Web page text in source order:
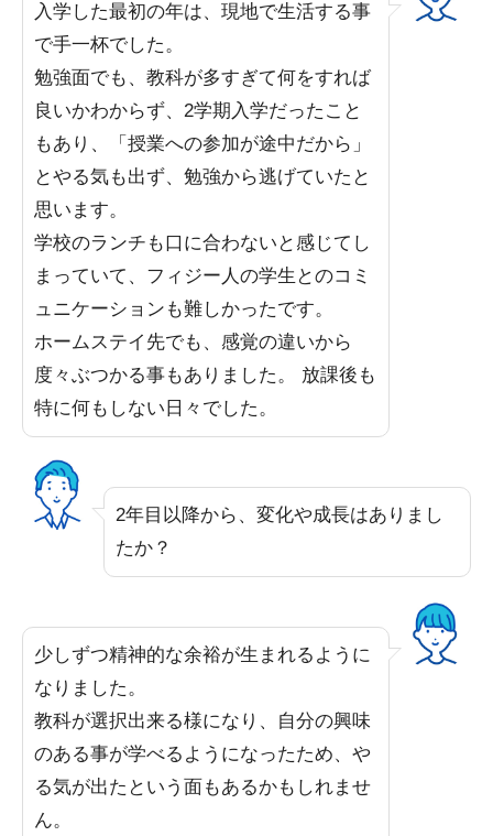
入学した最初の年は、現地で生活する事
で手一杯でした。
勉強面でも、教科が多すぎて何をすれば
良いかわからず、2学期入学だったこと
もあり、「授業への参加が途中だから」
とやる気も出ず、勉強から逃げていたと
思います。
学校のランチも口に合わないと感じてし
まっていて、フィジー人の学生とのコミ
ュニケーションも難しかったです。
ホームステイ先でも、感覚の違いから
度々ぶつかる事もありました。 放課後も
特に何もしない日々でした。
2年目以降から、変化や成長はありまし
たか？
少しずつ精神的な余裕が生まれるように
なりました。
教科が選択出来る様になり、自分の興味
のある事が学べるようになったため、や
る気が出たという面もあるかもしれませ
ん。